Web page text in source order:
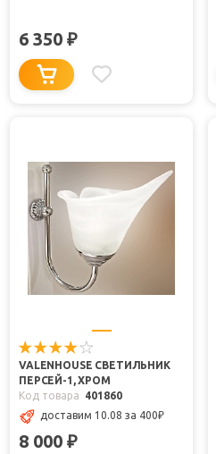
6 350 ₽
VALENHOUSE СВЕТИЛЬНИК
ПЕРСЕЙ-1, ХРОМ
Код товара
401860
доставим 10.08 за 400₽
8 000 ₽